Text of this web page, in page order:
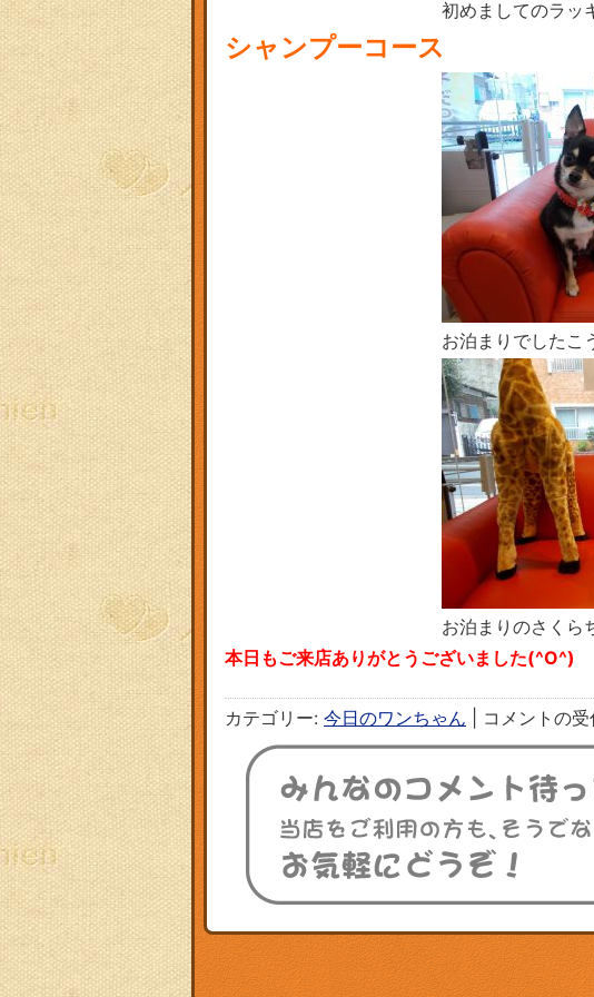
初めましてのラッ
シャンプーコース
お泊まりでしたこ
お泊まりのさくら
本日もご来店ありがとうございました(^O^)
カテゴリー: 今日のワンちゃん コメントの